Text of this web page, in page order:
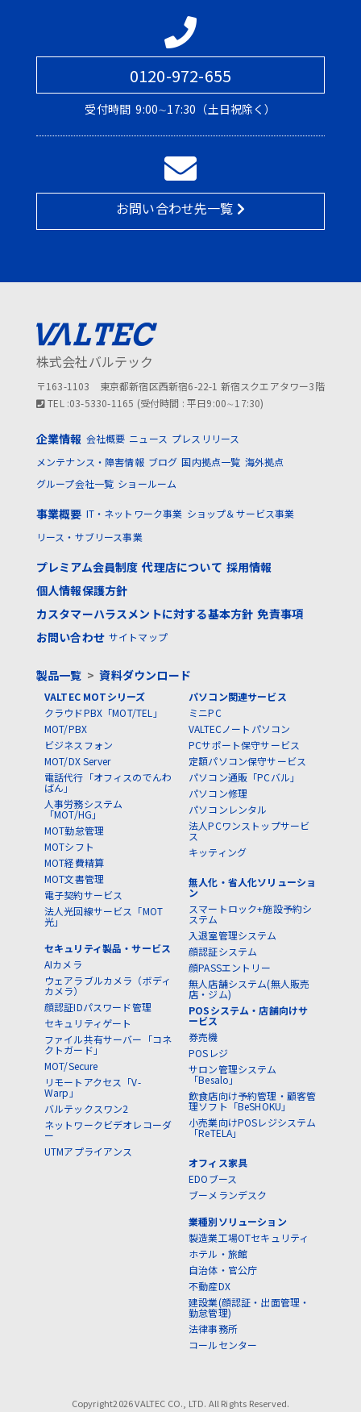
0120-972-655
受付時間 9:00∼17:30（土日祝除く）
お問い合わせ先一覧
株式会社バルテック
〒163-1103 東京都新宿区西新宿6-22-1 新宿スクエアタワー3階
TEL :03-5330-1165 (受付時間 : 平日9:00∼17:30)
企業情報 会社概要 ニュース プレスリリース
メンテナンス・障害情報 ブログ 国内拠点一覧 海外拠点
グループ会社一覧 ショールーム
事業概要 IT・ネットワーク事業 ショップ＆サービス事業
リース・サブリース事業
プレミアム会員制度 代理店について 採用情報
個人情報保護方針
カスタマーハラスメントに対する基本方針 免責事項
お問い合わせ サイトマップ
製品一覧 >資料ダウンロード
VALTEC MOTシリーズ
クラウドPBX「MOT/TEL」
MOT/PBX
ビジネスフォン
MOT/DX Server
電話代行「オフィスのでんわ
ばん」
人事労務システム
「MOT/HG」
MOT勤怠管理
MOTシフト
MOT経費精算
MOT文書管理
電子契約サービス
法人光回線サービス「MOT
光」
セキュリティ製品・サービス
AIカメラ
ウェアラブルカメラ（ボディ
カメラ）
顔認証IDパスワード管理
セキュリティゲート
ファイル共有サーバー「コネ
クトガード」
MOT/Secure
リモートアクセス「V-
Warp」
バルテックスワン2
ネットワークビデオレコーダ
ー
UTMアプライアンス
パソコン関連サービス
ミニPC
VALTECノートパソコン
PCサポート保守サービス
定額パソコン保守サービス
パソコン通販「PCバル」
パソコン修理
パソコンレンタル
法人PCワンストップサービ
ス
キッティング
無人化・省人化ソリューショ
ン
スマートロック+施設予約シ
ステム
入退室管理システム
顔認証システム
顔PASSエントリー
無人店舗システム(無人販売
店・ジム)
POSシステム・店舗向けサ
ービス
券売機
POSレジ
サロン管理システム
「Besalo」
飲食店向け予約管理・顧客管
理ソフト「BeSHOKU」
小売業向けPOSレジシステム
「ReTELA」
オフィス家具
EDOブース
ブーメランデスク
業種別ソリューション
製造業工場OTセキュリティ
ホテル・旅館
自治体・官公庁
不動産DX
建設業(顔認証・出面管理・
勤怠管理)
法律事務所
コールセンター
Copyright2026 VALTEC CO., LTD. All Rights Reserved.